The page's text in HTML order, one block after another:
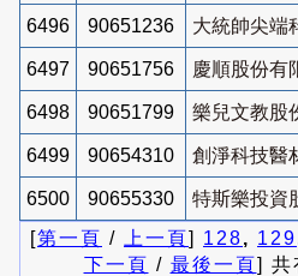
6496 90651236 大統帥尖端
6497 90651756 慶順股份有
6498 90651799 樂兒文教股
6499 90654310 創淨科技醫
6500 90655330
特斯樂投資
[第一頁 / 上一頁] 128, 129
下一頁 / 最後一頁] 共